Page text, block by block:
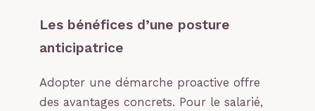
Les bénéfices d’une posture
anticipatrice
Adopter une démarche proactive offre
des avantages concrets. Pour le salarié,